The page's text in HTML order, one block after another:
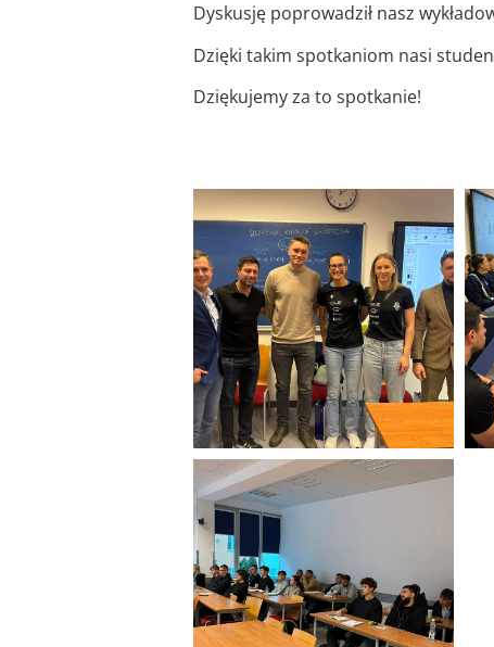
Dyskusję poprowadził nasz
Dzięki takim spotkaniom nasi
Dziękujemy za to spotkanie!